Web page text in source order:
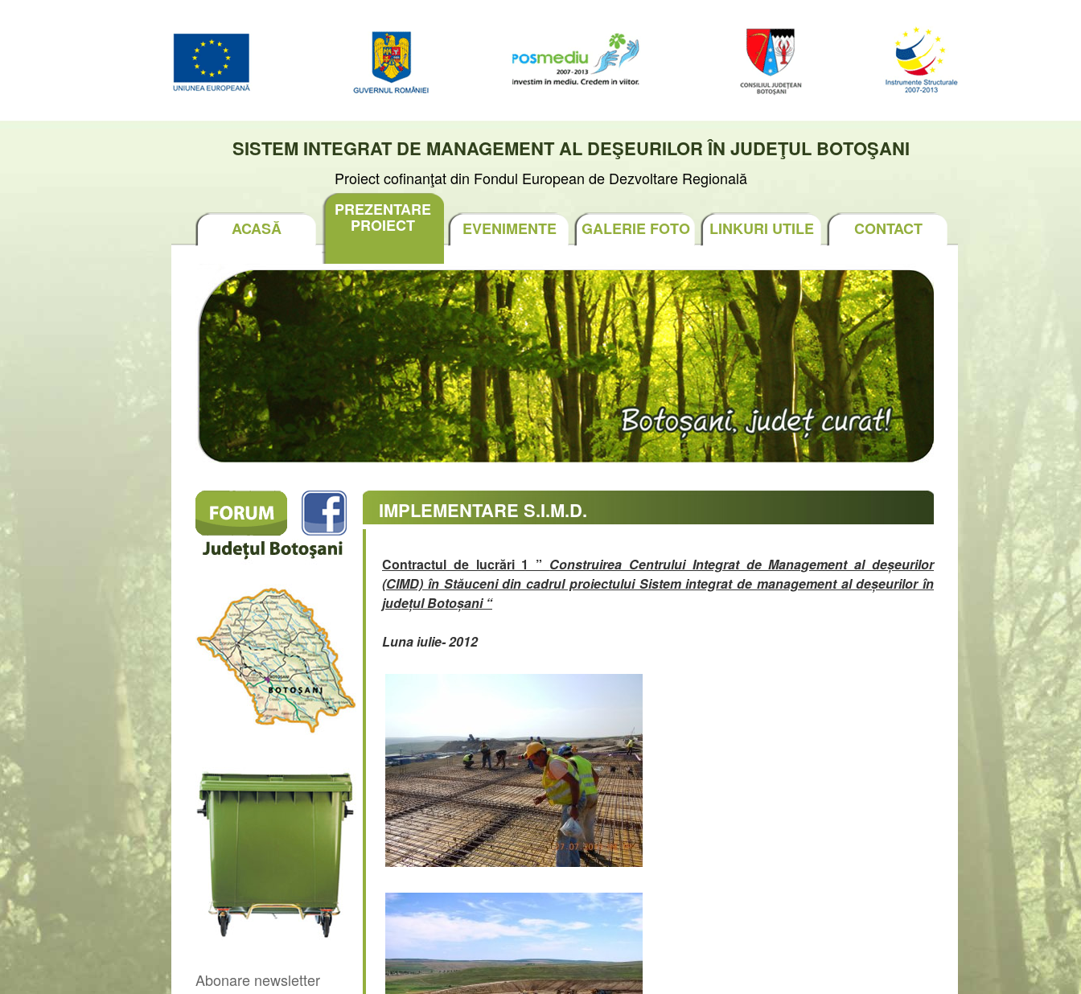
SISTEM INTEGRAT DE MANAGEMENT AL DEŞEURILOR ÎN JUDEŢUL BOTOŞANI
Proiect cofinanţat din Fondul European de Dezvoltare Regională
ACASĂ
PREZENTARE
PROIECT EVENIMENTE GALERIE FOTO LINKURI UTILE CONTACT
IMPLEMENTARE S.I.M.D.
Contractul de lucrări 1 ” Construirea Centrului Integrat de Management al deșeurilor
(CIMD) în Stăuceni din cadrul proiectului Sistem integrat de management al deșeurilor în
județul Botoșani “
Luna iulie- 2012
Abonare newsletter